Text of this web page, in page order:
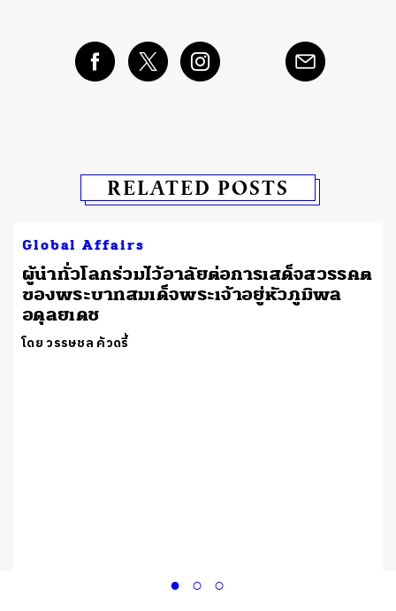
RELATED POSTS
Global Affairs
ผู้นำทั่วโลกร่วมไว้อาลัยต่อการเสด็จสวรรคต
ของพระบาทสมเด็จพระเจ้าอยู่หัวภูมิพล
อดุลยเดช
โดย วรรษชล คัวดรี้